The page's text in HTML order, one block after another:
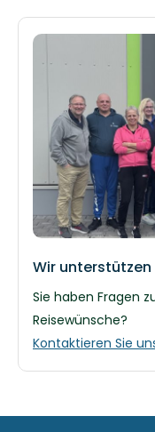
Wir unterstützen
Sie haben Fragen
Reisewünsche?
Kontaktieren Sie